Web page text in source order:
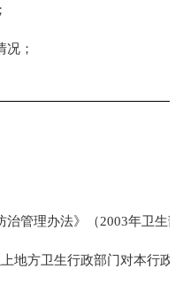
；
管理办法》（2003年卫生部
方卫生行政部门对本行政